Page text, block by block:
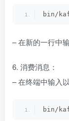
bin/
– 在新的一行中
6. 消费消息：
– 在终端中输入
bin/